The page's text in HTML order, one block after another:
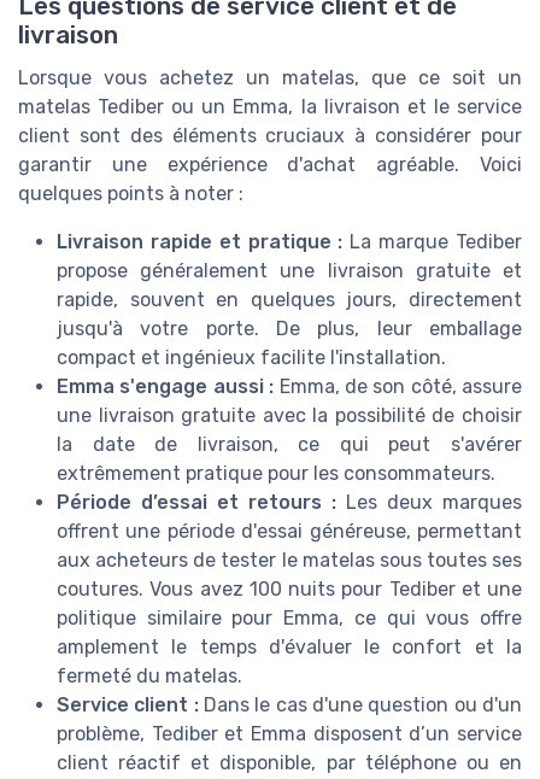
Les questions de service client et de
livraison
Lorsque vous achetez un matelas, que ce soit un
matelas Tediber ou un Emma, la livraison et le service
client sont des éléments cruciaux à considérer pour
garantir une expérience d'achat agréable. Voici
quelques points à noter :
Livraison rapide et pratique : La marque Tediber
propose généralement une livraison gratuite et
rapide, souvent en quelques jours, directement
jusqu'à votre porte. De plus, leur emballage
compact et ingénieux facilite l'installation.
Emma s'engage aussi : Emma, de son côté, assure
une livraison gratuite avec la possibilité de choisir
la date de livraison, ce qui peut s'avérer
extrêmement pratique pour les consommateurs.
Période d’essai et retours : Les deux marques
offrent une période d'essai généreuse, permettant
aux acheteurs de tester le matelas sous toutes ses
coutures. Vous avez 100 nuits pour Tediber et une
politique similaire pour Emma, ce qui vous offre
amplement le temps d'évaluer le confort et la
fermeté du matelas.
Service client :Dans le cas d'une question ou d'un
problème, Tediber et Emma disposent d’un service
client réactif et disponible, par téléphone ou en